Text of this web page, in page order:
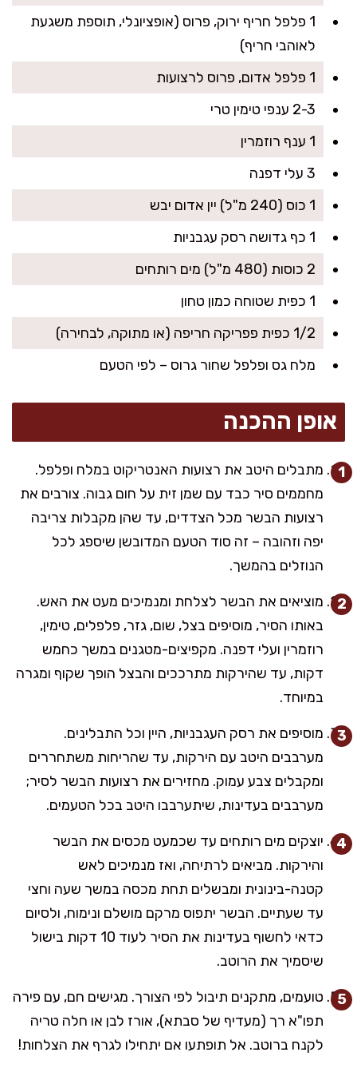
1 פלפל חריף ירוק, פרוס (אופציונלי, תוספת משגעת
לאוהבי חריף)
1 פלפל אדום, פרוס לרצועות
2-3 ענפי טימין טרי
1 ענף רוזמרין
3 עלי דפנה
1 כוס (240 מ"ל) יין אדום יבש
1 כף גדושה רסק עגבניות
2 כוסות (480 מ"ל) מים רותחים
1 כפית שטוחה כמון טחון
1/2 כפית פפריקה חריפה (או מתוקה, לבחירה)
מלח גס ופלפל שחור גרוס – לפי הטעם
אופן ההכנה
מתבלים היטב את רצועות האנטריקוט במלח ופלפל.
מחממים סיר כבד עם שמן זית על חום גבוה. צורבים את
רצועות הבשר מכל הצדדים, עד שהן מקבלות צריבה
יפה וזהובה – זה סוד הטעם המדובשן שיספג לכל
הנוזלים בהמשך.
מוציאים את הבשר לצלחת ומנמיכים מעט את האש.
באותו הסיר, מוסיפים בצל, שום, גזר, פלפלים, טימין,
רוזמרין ועלי דפנה. מקפיצים-מטגנים במשך כחמש
דקות, עד שהירקות מתרככים והבצל הופך שקוף ומגרה
במיוחד.
מוסיפים את רסק העגבניות, היין וכל התבלינים.
מערבבים היטב עם הירקות, עד שהריחות משתחררים
ומקבלים צבע עמוק. מחזירים את רצועות הבשר לסיר;
מערבבים בעדינות, שיתערבבו היטב בכל הטעמים.
יוצקים מים רותחים עד שכמעט מכסים את הבשר
והירקות. מביאים לרתיחה, ואז מנמיכים לאש
קטנה-בינונית ומבשלים תחת מכסה במשך שעה וחצי
עד שעתיים. הבשר יתפוס מרקם מושלם ונימוח, ולסיום
כדאי לחשוף בעדינות את הסיר לעוד 10 דקות בישול
שיסמיך את הרוטב.
טועמים, מתקנים תיבול לפי הצורך. מגישים חם, עם פירה
תפו"א רך (מעדיף של סבתא), אורז לבן או חלה טריה
לקנח ברוטב. אל תופתעו אם יתחילו לגרף את הצלחות!